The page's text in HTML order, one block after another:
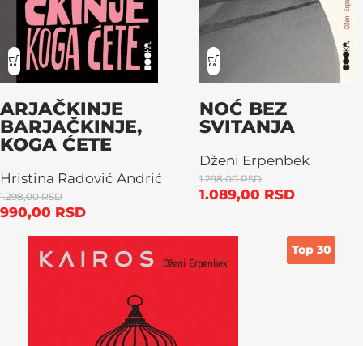
ARJAČKINJE
BARJAČKINJE,
KOGA ĆETE
Hristina Radović Andrić
1.298,00RSD
990,00 RSD
NOĆ BEZ
SVITANJA
Dženi Erpenbek
1.298,00RSD
1.089,00 RSD
Top 30